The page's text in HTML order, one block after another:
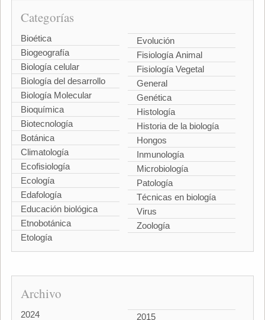
Categorías
Bioética
Biogeografía
Biología celular
Biología del desarrollo
Biología Molecular
Bioquímica
Biotecnología
Botánica
Climatología
Ecofisiología
Ecología
Edafología
Educación biológica
Etnobotánica
Etología
Evolución
Fisiología Animal
Fisiología Vegetal
General
Genética
Histología
Historia de la biología
Hongos
Inmunología
Microbiología
Patología
Técnicas en biología
Virus
Zoología
Archivo
2024 2015